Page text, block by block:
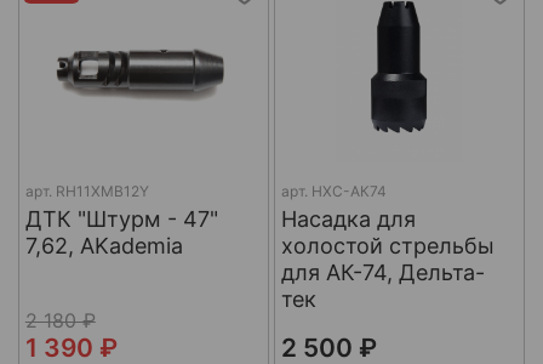
арт. RH11XMB12Y
ДТК "Штурм - 47"
7,62, AKademia
2 180 ₽
1 390 ₽
арт. НХС-АК74
Насадка для
холостой стрельбы
для АК-74, Дельта-
тек
2 500 ₽